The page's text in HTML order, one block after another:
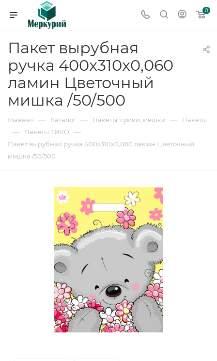
0
Пакет вырубная
ручка 400х310х0,060
ламин Цветочный
мишка /50/500
Главная — Каталог — Пакеты, сумки, мешки — Пакеты
— Пакеты ТИКО —
Пакет вырубная ручка 400х310х0,060 ламин Цветочный
мишка /50/500